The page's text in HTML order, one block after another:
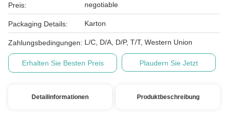
Preis: negotiable
Packaging Details: Karton
Zahlungsbedingungen: L/C, D/A, D/P, T/T, Western Union
Erhalten Sie Besten Preis Plaudern Sie Jetzt
Detailinformationen Produktbeschreibung